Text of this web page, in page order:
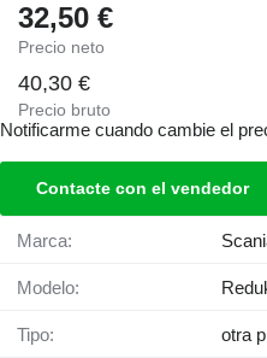
32,50 €
Precio neto
40,30 €
Precio bruto
Notificarme cuando cambie el
Contacte con el vendedor
Marca:
Modelo:
Tipo: otra